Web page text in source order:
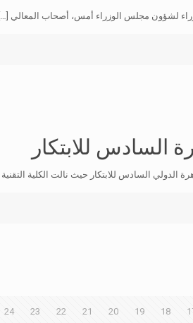
لشؤون مجلس الوزراء أمس، أصحاب المعالي […]
السادس للابتكار
18
19
20
21
22
23
24